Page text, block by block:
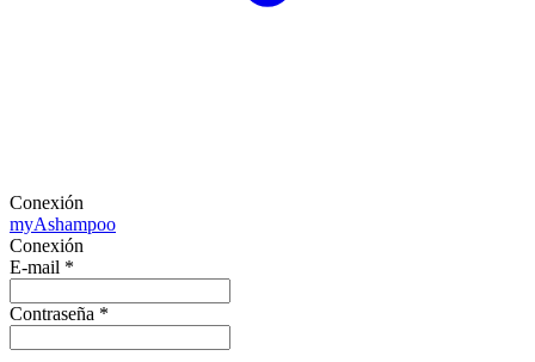
Conexión
myAshampoo
Conexión
E-mail *
Contraseña *